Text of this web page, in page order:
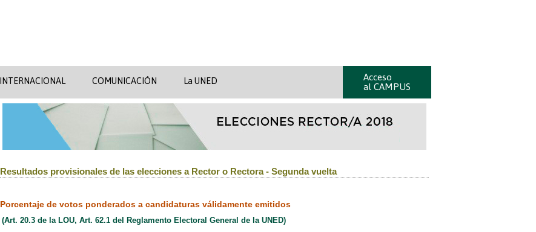
INTERNACIONAL COMUNICACIÓN La UNED
Acceso
al CAMPUS
Resultados provisionales de las elecciones a Rector o Rectora - Segunda vuelta
Porcentaje de votos ponderados a candidaturas válidamente emitidos
(Art. 20.3 de la LOU, Art. 62.1 del Reglamento Electoral General de la UNED)